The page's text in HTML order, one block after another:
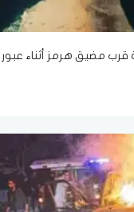
قرب مضيق هرمز أثناء